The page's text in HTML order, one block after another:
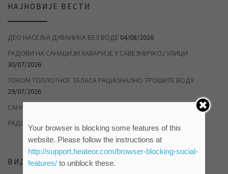
НАЈНОВИЈЕ ВЕСТИ
ДЕО НАСЕЉА ДУВАНИКА БЕЗ ВОДЕ 04/08/2026
РАДОВИ НА САНАЦИЈИ ХАВАРИЈЕ У САВЕЗНИЧКОЈ УЛИЦИ
30/07/2026
ТОКОМ ТОПЛОТНОГ ТАЛАСА РАЦИОНАЛНО ТРОШИТЕ ВОДУ
29/07/2026
САНАЦИЈА КВАРА У НАСЕЉУ Д3
РАДОВИ НА ДУВАНИЦИ
14/07/2026
ВИДЕО ПРИЛОЗИ НА НАШЕМ ЈУТЈУБ КАНАЛУ
Your browser is blocking some features of this
website. Please follow the instructions at
http://support.heateor.com/browser-blocking-social-
features/to unblock these.